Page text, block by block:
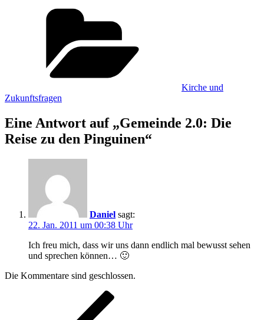
Kirche und
Zukunftsfragen
Eine Antwort auf „Gemeinde 2.0: Die
Reise zu den Pinguinen“
Daniel sagt:
22. Jan. 2011 um 00:38 Uhr
Ich freu mich, dass wir uns dann endlich mal bewusst sehen
und sprechen können… 🙂
Die Kommentare sind geschlossen.
Beitragsnavigation